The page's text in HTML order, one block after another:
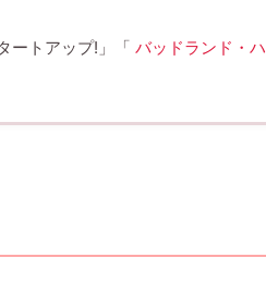
ートアップ!」「 バッドランド・